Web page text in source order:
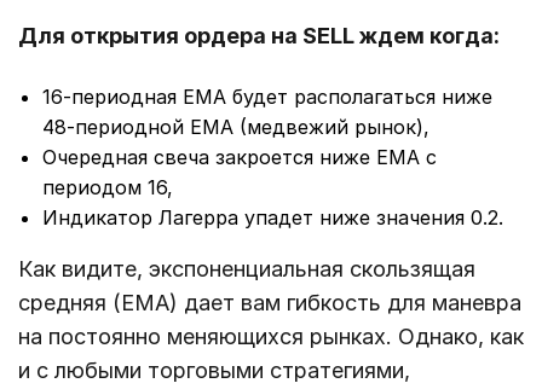
Для открытия ордера на SELL ждем когда:
16-периодная EMA будет располагаться ниже
48-периодной EMA (медвежий рынок),
Очередная свеча закроется ниже EMA с
периодом 16,
Индикатор Лагерра упадет ниже значения 0.2.
Как видите, экспоненциальная скользящая
средняя (EMA) дает вам гибкость для маневра
на постоянно меняющихся рынках. Однако, как
и с любыми торговыми стратегиями,